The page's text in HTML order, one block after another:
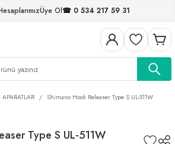
Üye Ol☎ 0 534 217 59 31
Geri Dön
Geri Dön
Geri Dön
Geri Dön
Geri Dön
Geri Dön
Geri Dön
Geri Dön
APARATLAR Shimano Hook Releaser Type S UL-511W
Type S UL-511W